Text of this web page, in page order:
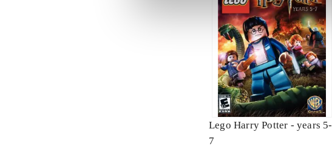
Lego Harry Potter - years 5-
7